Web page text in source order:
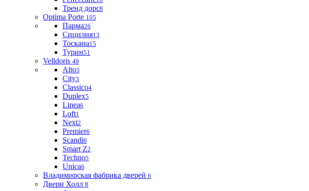
Тренд дорс8
Optima Porte 105
Парма26
Сицилия13
Тоскана15
Турин51
Velldoris 49
Alto3
City3
Classico4
Duplex5
Linea6
Loft1
Next2
Premier6
Scandi6
Smart Z2
Techno5
Unica6
Владимирская фабрика дверей 6
Двери Холл 8